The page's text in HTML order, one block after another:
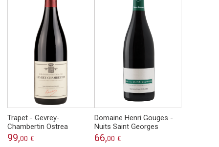
Trapet - Gevrey-
Chambertin Ostrea
99,00 €
Domaine Henri Gouges -
Nuits Saint Georges
66,00 €